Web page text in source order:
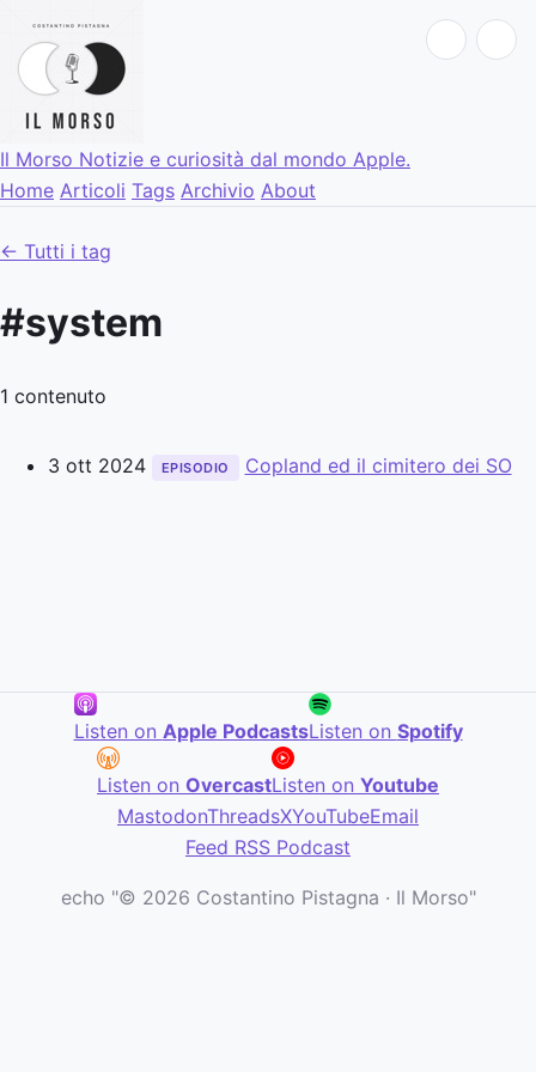
Il Morso Notizie e curiosità dal mondo Apple.
Home Articoli Tags Archivio About
← Tutti i tag
#system
1 contenuto
3 ott 2024 EPISODIO Copland ed il cimitero dei SO
Listen on Apple PodcastsListen on Spotify
Listen on OvercastListen on Youtube
MastodonThreadsXYouTubeEmail
Feed RSS Podcast
echo "© 2026 Costantino Pistagna · Il Morso"